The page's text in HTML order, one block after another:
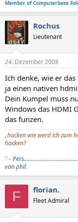
Member of Computerbase
Rochus
Lieutenant
24. Dezember 2008
Ich denke, wie er
ja einen nativen
Dein Kumpel muss
Windows das HDMI
das funzen.
„hacken wie werd ich zum
hacken?
“ –
von phil.
F florian.
Fleet Admiral